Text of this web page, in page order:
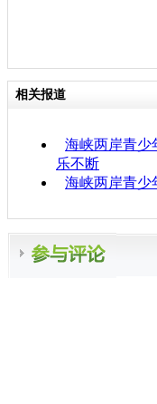
相关报道
海峡两岸青少
乐不断
海峡两岸青少